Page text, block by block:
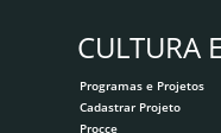
CULTURA
Programas e Projetos
Cadastrar Projeto
Procce